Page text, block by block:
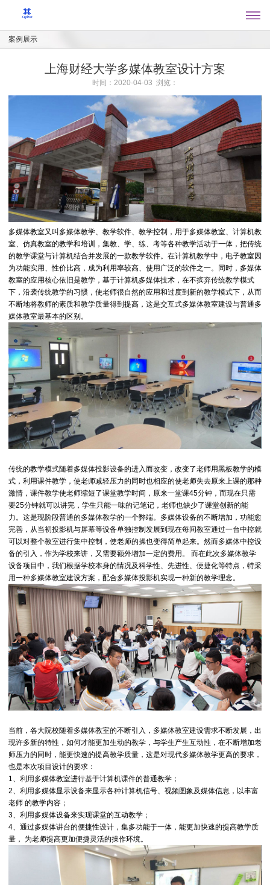
案例展示
上海财经大学多媒体教室设计方案
时间：2020-04-03 浏览：
多媒体教室又叫多媒体教学、教学软件、教学控制，用于多媒体教室、计算机教
室、仿真教室的教学和培训，集教、学、练、考等各种教学活动于一体，把传统
的教学课堂与计算机结合并发展的一款教学软件。在计算机教学中，电子教室因
为功能实用、性价比高，成为利用率较高、使用广泛的软件之一。同时，多媒体
教室的应用核心依旧是教学，基于计算机多媒体技术，在不摈弃传统教学模式
下，沿袭传统教学的习惯，使老师很自然的应用和过度到新的教学模式下，从而
不断地将教师的素质和教学质量得到提高，这是交互式多媒体教室建设与普通多
媒体教室最基本的区别。
传统的教学模式随着多媒体投影设备的进入而改变，改变了老师用黑板教学的模
式，利用课件教学，使老师减轻压力的同时也相应的使老师失去原来上课的那种
激情，课件教学使老师缩短了课堂教学时间，原来一堂课45分钟，而现在只需
要25分钟就可以讲完，学生只能一味的记笔记，老师也缺少了课堂创新的能
力。这是现阶段普通的多媒体教学的一个弊端。多媒体设备的不断增加，功能愈
完善，从当初投影机与屏幕等设备单独控制发展到现在每间教室通过一台中控就
可以对整个教室进行集中控制，使老师的操也变得简单起来。然而多媒体中控设
备的引入，作为学校来讲，又需要额外增加一定的费用。 而在此次多媒体教学
设备项目中，我们根据学校本身的情况及科学性、先进性、便捷化等特点，特采
用一种多媒体教室建设方案，配合多媒体投影机实现一种新的教学理念。
当前，各大院校随着多媒体教室的不断引入，多媒体教室建设需求不断发展，出
现许多新的特性，如何才能更加生动的教学，与学生产生互动性，在不断增加老
师压力的同时，能更快速的提高教学质量，这是对现代多媒体教学更高的要求，
也是本次项目设计的要求：
1、利用多媒体教室进行基于计算机课件的普通教学；
2、利用多媒体显示设备来显示各种计算机信号、视频图象及媒体信息，以丰富
老师 的教学内容；
3、利用多媒体设备来实现课堂的互动教学；
4、通过多媒体讲台的便捷性设计，集多功能于一体，能更加快速的提高教学质
量， 为老师提高更加便捷灵活的操作环境。